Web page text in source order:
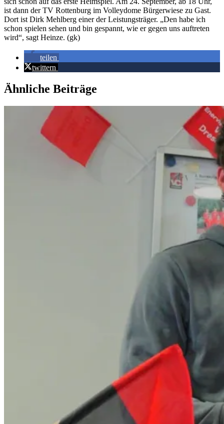
ist dann der TV Rottenburg im Volleydome Bürgerwiese zu Gast.
Dort ist Dirk Mehlberg einer der Leistungsträger. „Den habe ich
schon spielen sehen und bin gespannt, wie er gegen uns auftreten
wird“, sagt Heinze. (gk)
teilen
twittern
Ähnliche Beiträge